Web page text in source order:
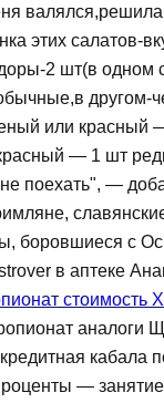
валялся,решила
этих салатов-
2 шт(в одном
другом-
или красный
— 1 шт
не поехать", —
боровшиеся с
в аптеке
стоимость
аналоги
кабала
—